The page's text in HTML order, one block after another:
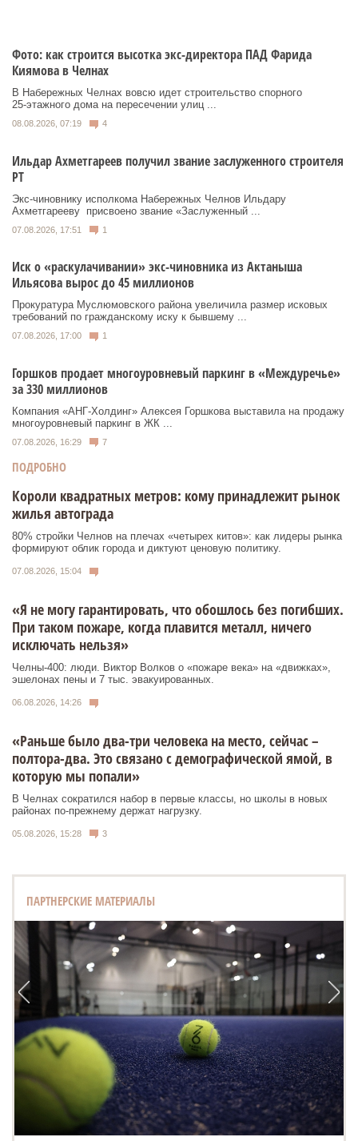
Фото: как строится высотка экс-директора ПАД Фарида
Киямова в Челнах
В Набережных Челнах вовсю идет строительство спорного
25‑этажного дома на пересечении улиц ...
08.08.2026, 07:19 4
Ильдар Ахметгареев получил звание заслуженного строителя
РТ
Экс‑чиновнику исполкома Набережных Челнов Ильдару
Ахметгарееву присвоено звание «Заслуженный ...
07.08.2026, 17:51 1
Иск о «раскулачивании» экс-чиновника из Актаныша
Ильясова вырос до 45 миллионов
Прокуратура Муслюмовского района увеличила размер исковых
требований по гражданскому иску к бывшему ...
07.08.2026, 17:00 1
Горшков продает многоуровневый паркинг в «Междуречье»
за 330 миллионов
Компания «АНГ-Холдинг» Алексея Горшкова выставила на продажу
многоуровневый паркинг в ЖК ...
07.08.2026, 16:29 7
ПОДРОБНО
Короли квадратных метров: кому принадлежит рынок
жилья автограда
80% стройки Челнов на плечах «четырех китов»: как лидеры рынка
формируют облик города и диктуют ценовую политику.
07.08.2026, 15:04
«Я не могу гарантировать, что обошлось без погибших.
При таком пожаре, когда плавится металл, ничего
исключать нельзя»
Челны-400: люди. Виктор Волков о «пожаре века» на «движках»,
эшелонах пены и 7 тыс. эвакуированных.
06.08.2026, 14:26
«Раньше было два-три человека на место, сейчас –
полтора-два. Это связано с демографической ямой, в
которую мы попали»
В Челнах сократился набор в первые классы, но школы в новых
районах по-прежнему держат нагрузку.
05.08.2026, 15:28 3
ПАРТНЕРСКИЕ МАТЕРИАЛЫ